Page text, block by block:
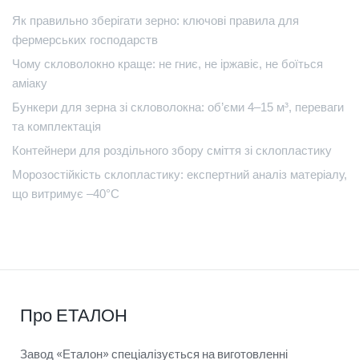
Як правильно зберігати зерно: ключові правила для
фермерських господарств
Чому скловолокно краще: не гниє, не іржавіє, не боїться
аміаку
Бункери для зерна зі скловолокна: об’єми 4–15 м³, переваги
та комплектація
Контейнери для роздільного збору сміття зі склопластику
Морозостійкість склопластику: експертний аналіз матеріалу,
що витримує –40°C
Про ЕТАЛОН
Завод «Еталон» спеціалізується на виготовленні